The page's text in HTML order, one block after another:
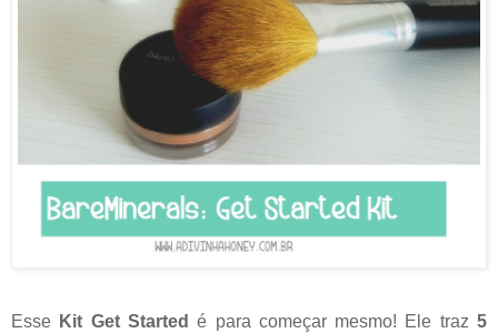
Esse Kit Get Startedé para começar mesmo! Ele traz5